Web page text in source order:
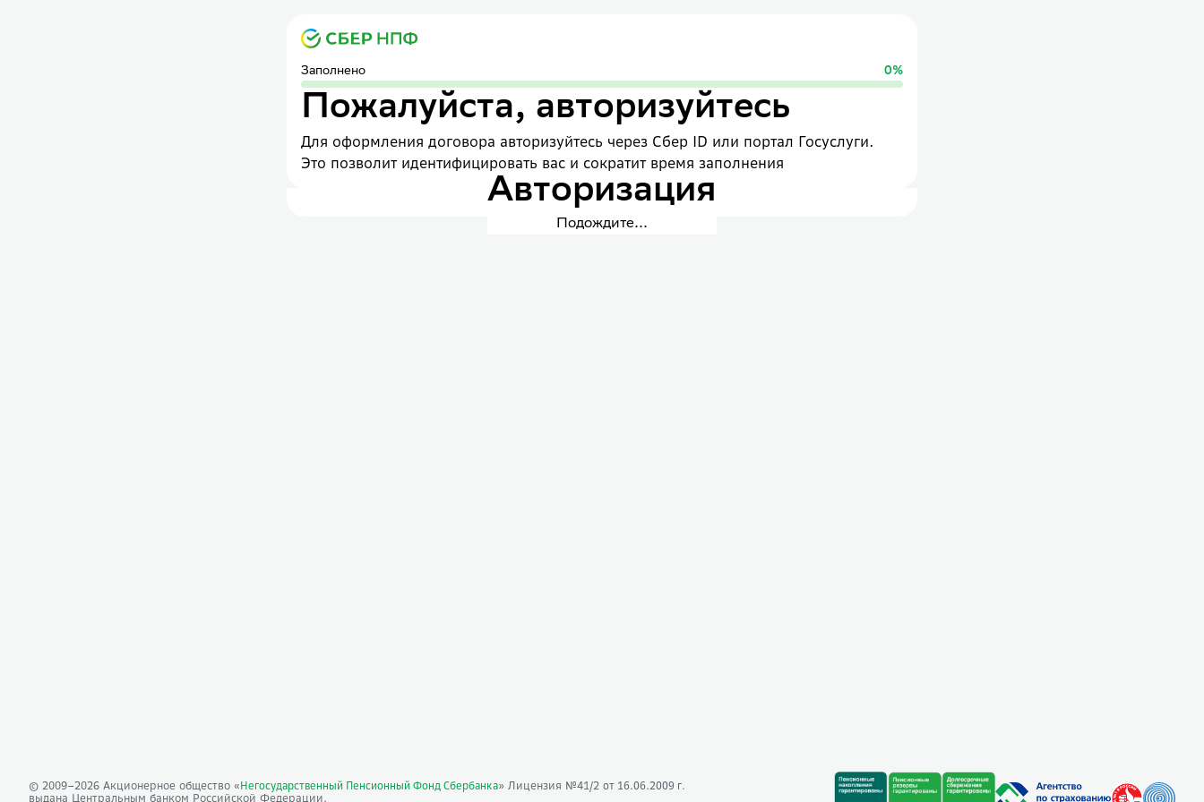
Заполнено 0%
Пожалуйста, авторизуйтесь
Для оформления договора авторизуйтесь через Сбер ID или портал Госуслуги.
Это позволит идентифицировать вас и сократит время заполнения
Авторизация
Подождите...
© 2009–2026 Акционерное общество « Негосударственный Пенсионный Фонд Сбербанка» Лицензия №41/2 от 16.06.2009 г.
выдана Центральным банком Российской Федерации.